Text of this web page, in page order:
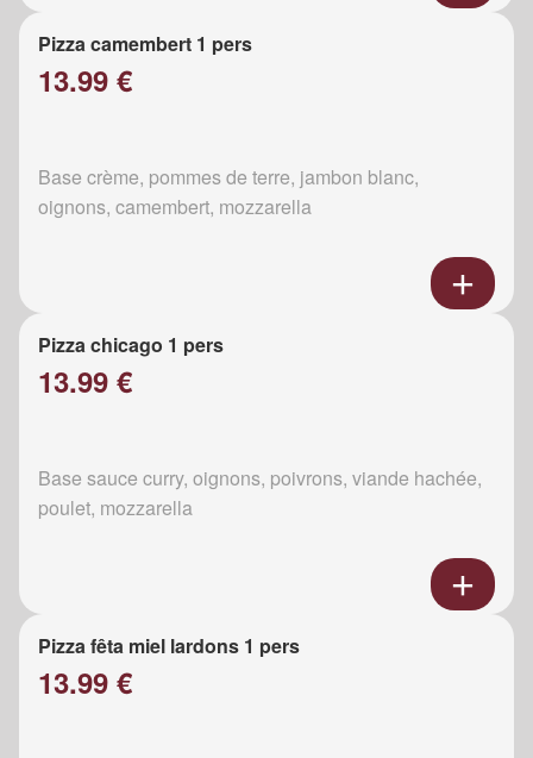
Pizza camembert 1 pers
13.99 €
Base crème, pommes de terre, jambon blanc,
oignons, camembert, mozzarella
Pizza chicago 1 pers
13.99 €
Base sauce curry, oignons, poivrons, viande hachée,
poulet, mozzarella
Pizza fêta miel lardons 1 pers
13.99 €